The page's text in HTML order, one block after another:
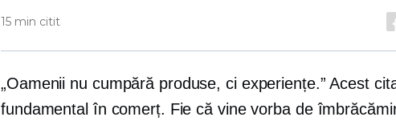
15 min citit
„Oamenii nu cumpără produse, ci experiențe.” Acest
fundamental în comerț. Fie că vine vorba de